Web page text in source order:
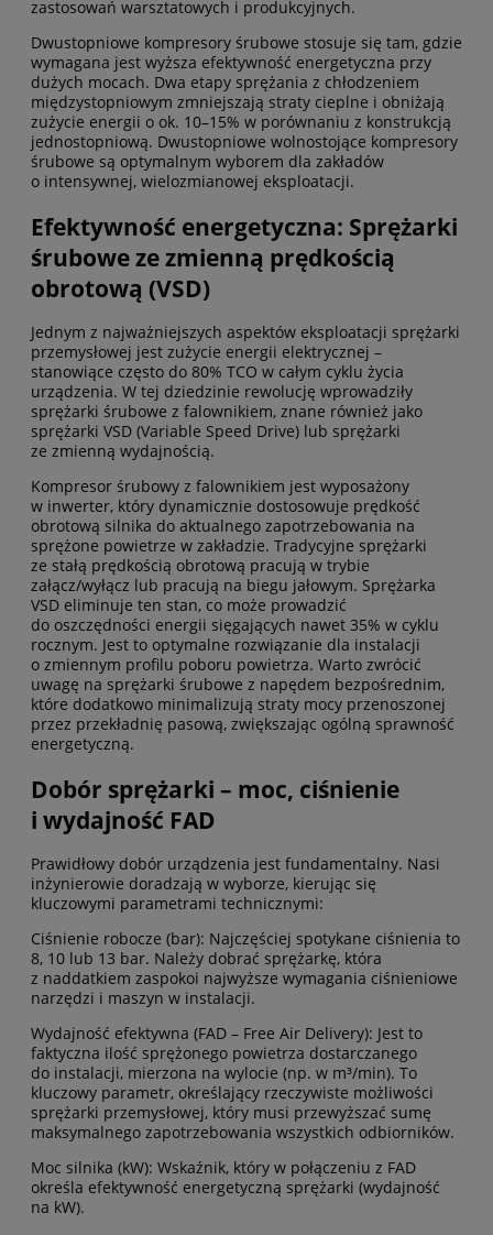
zastosowań warsztatowych i produkcyjnych.
Dwustopniowe kompresory śrubowe stosuje się tam, gdzie
wymagana jest wyższa efektywność energetyczna przy
dużych mocach. Dwa etapy sprężania z chłodzeniem
międzystopniowym zmniejszają straty cieplne i obniżają
zużycie energii o ok. 10–15% w porównaniu z konstrukcją
jednostopniową. Dwustopniowe wolnostojące kompresory
śrubowe są optymalnym wyborem dla zakładów
o intensywnej, wielozmianowej eksploatacji.
Efektywność energetyczna: Sprężarki
śrubowe ze zmienną prędkością
obrotową (VSD)
Jednym z najważniejszych aspektów eksploatacji sprężarki
przemysłowej jest zużycie energii elektrycznej –
stanowiące często do 80% TCO w całym cyklu życia
urządzenia. W tej dziedzinie rewolucję wprowadziły
sprężarki śrubowe z falownikiem, znane również jako
sprężarki VSD (Variable Speed Drive) lub sprężarki
ze zmienną wydajnością.
Kompresor śrubowy z falownikiem jest wyposażony
w inwerter, który dynamicznie dostosowuje prędkość
obrotową silnika do aktualnego zapotrzebowania na
sprężone powietrze w zakładzie. Tradycyjne sprężarki
ze stałą prędkością obrotową pracują w trybie
załącz/wyłącz lub pracują na biegu jałowym. Sprężarka
VSD eliminuje ten stan, co może prowadzić
do oszczędności energii sięgających nawet 35% w cyklu
rocznym. Jest to optymalne rozwiązanie dla instalacji
o zmiennym profilu poboru powietrza. Warto zwrócić
uwagę na sprężarki śrubowe z napędem bezpośrednim,
które dodatkowo minimalizują straty mocy przenoszonej
przez przekładnię pasową, zwiększając ogólną sprawność
energetyczną.
Dobór sprężarki – moc, ciśnienie
i wydajność FAD
Prawidłowy dobór urządzenia jest fundamentalny. Nasi
inżynierowie doradzają w wyborze, kierując się
kluczowymi parametrami technicznymi:
Ciśnienie robocze (bar): Najczęściej spotykane ciśnienia to
8, 10 lub 13 bar. Należy dobrać sprężarkę, która
z naddatkiem zaspokoi najwyższe wymagania ciśnieniowe
narzędzi i maszyn w instalacji.
Wydajność efektywna (FAD – Free Air Delivery): Jest to
faktyczna ilość sprężonego powietrza dostarczanego
do instalacji, mierzona na wylocie (np. w m³/min). To
kluczowy parametr, określający rzeczywiste możliwości
sprężarki przemysłowej, który musi przewyższać sumę
maksymalnego zapotrzebowania wszystkich odbiorników.
Moc silnika (kW): Wskaźnik, który w połączeniu z FAD
określa efektywność energetyczną sprężarki (wydajność
na kW).